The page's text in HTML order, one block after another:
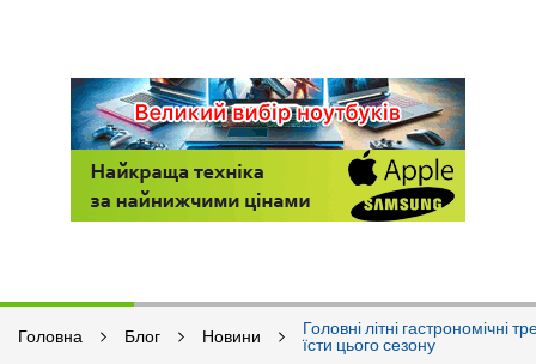
Головна Блог Новини
Головні літні гастрономічні
їсти цього сезону